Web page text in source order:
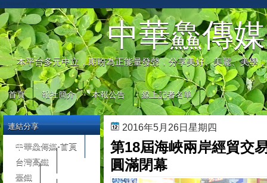
中華鱻傳媒
本平台多元中立，期盼為正能量發聲，分享美好、美麗、美學
首頁 報社簡介 本報公告 線上記者名單
2016年5月26日星期四
第18屆海峽兩岸經貿交
圓滿閉幕
連結分享
中華鱻傳媒-首頁
台灣高鐵
臺鐵